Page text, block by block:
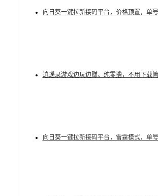
向日葵一键拉新接码平台，价格顶置，单
逍遥录游戏边玩边赚、纯零撸，不用下载
向日葵一键拉新接码平台，雷霆模式，单